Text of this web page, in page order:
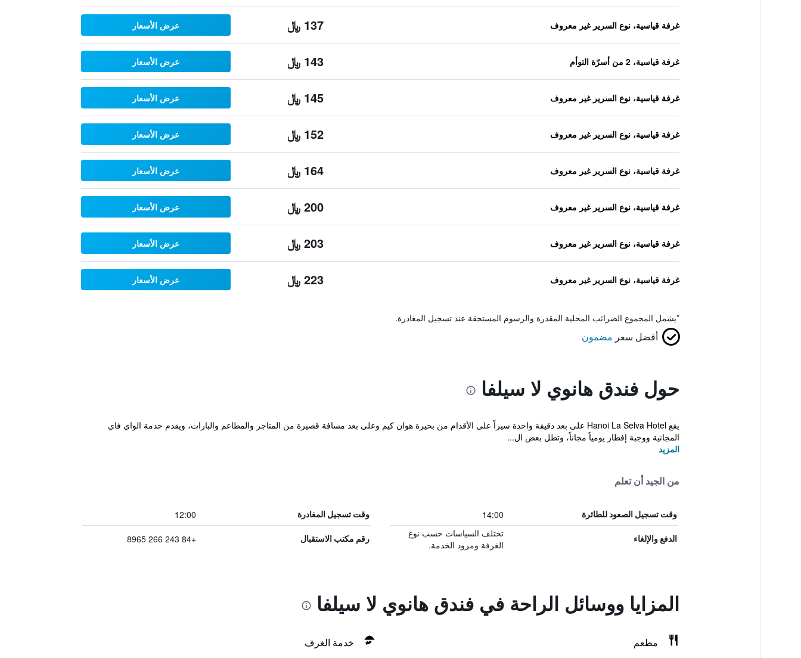
غرفة قياسية، نوع السرير غير معروف 137 ﷼ عرض الأسعار
غرفة قياسية، 2 من أسرّة التوأم 143 ﷼ عرض الأسعار
غرفة قياسية، نوع السرير غير معروف 145 ﷼ عرض الأسعار
غرفة قياسية، نوع السرير غير معروف 152 ﷼ عرض الأسعار
غرفة قياسية، نوع السرير غير معروف 164 ﷼ عرض الأسعار
غرفة قياسية، نوع السرير غير معروف 200 ﷼ عرض الأسعار
غرفة قياسية، نوع السرير غير معروف 203 ﷼ عرض الأسعار
غرفة قياسية، نوع السرير غير معروف 223 ﷼ عرض الأسعار
*يشمل المجموع الضرائب المحلية المقدرة والرسوم المستحقة عند تسجيل المغادرة.
أفضل سعر مضمون
حول فندق هانوي لا سيلفا
يقع Hanoi La Selva Hotel على بعد دقيقة واحدة سيراً على الأقدام من بحيرة هوان كيم وعلى بعد مسافة قصيرة من المتاجر والمطاعم والبارات، ويقدم خدمة الواي فاي
المجانية ووجبة إفطار يومياً مجاناً، وتطل بعض ال...
المزيد
من الجيد أن تعلم
وقت تسجيل الصعود للطائرة 14:00 وقت تسجيل المغادرة 12:00
الدفع والإلغاء
تختلف السياسات حسب نوع
الغرفة ومزود الخدمة.
رقم مكتب الاستقبال +84 243 266 8965
المزايا ووسائل الراحة في فندق هانوي لا سيلفا
مطعم
خدمة الغرف